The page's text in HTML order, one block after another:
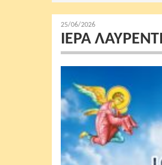
25/06/2026
ΙΕΡΑ